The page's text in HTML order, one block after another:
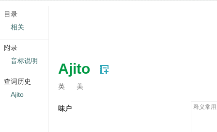
Ajito
英 美
味户 释义常
目录
相关
附录
音标说明
查词历史
Ajito